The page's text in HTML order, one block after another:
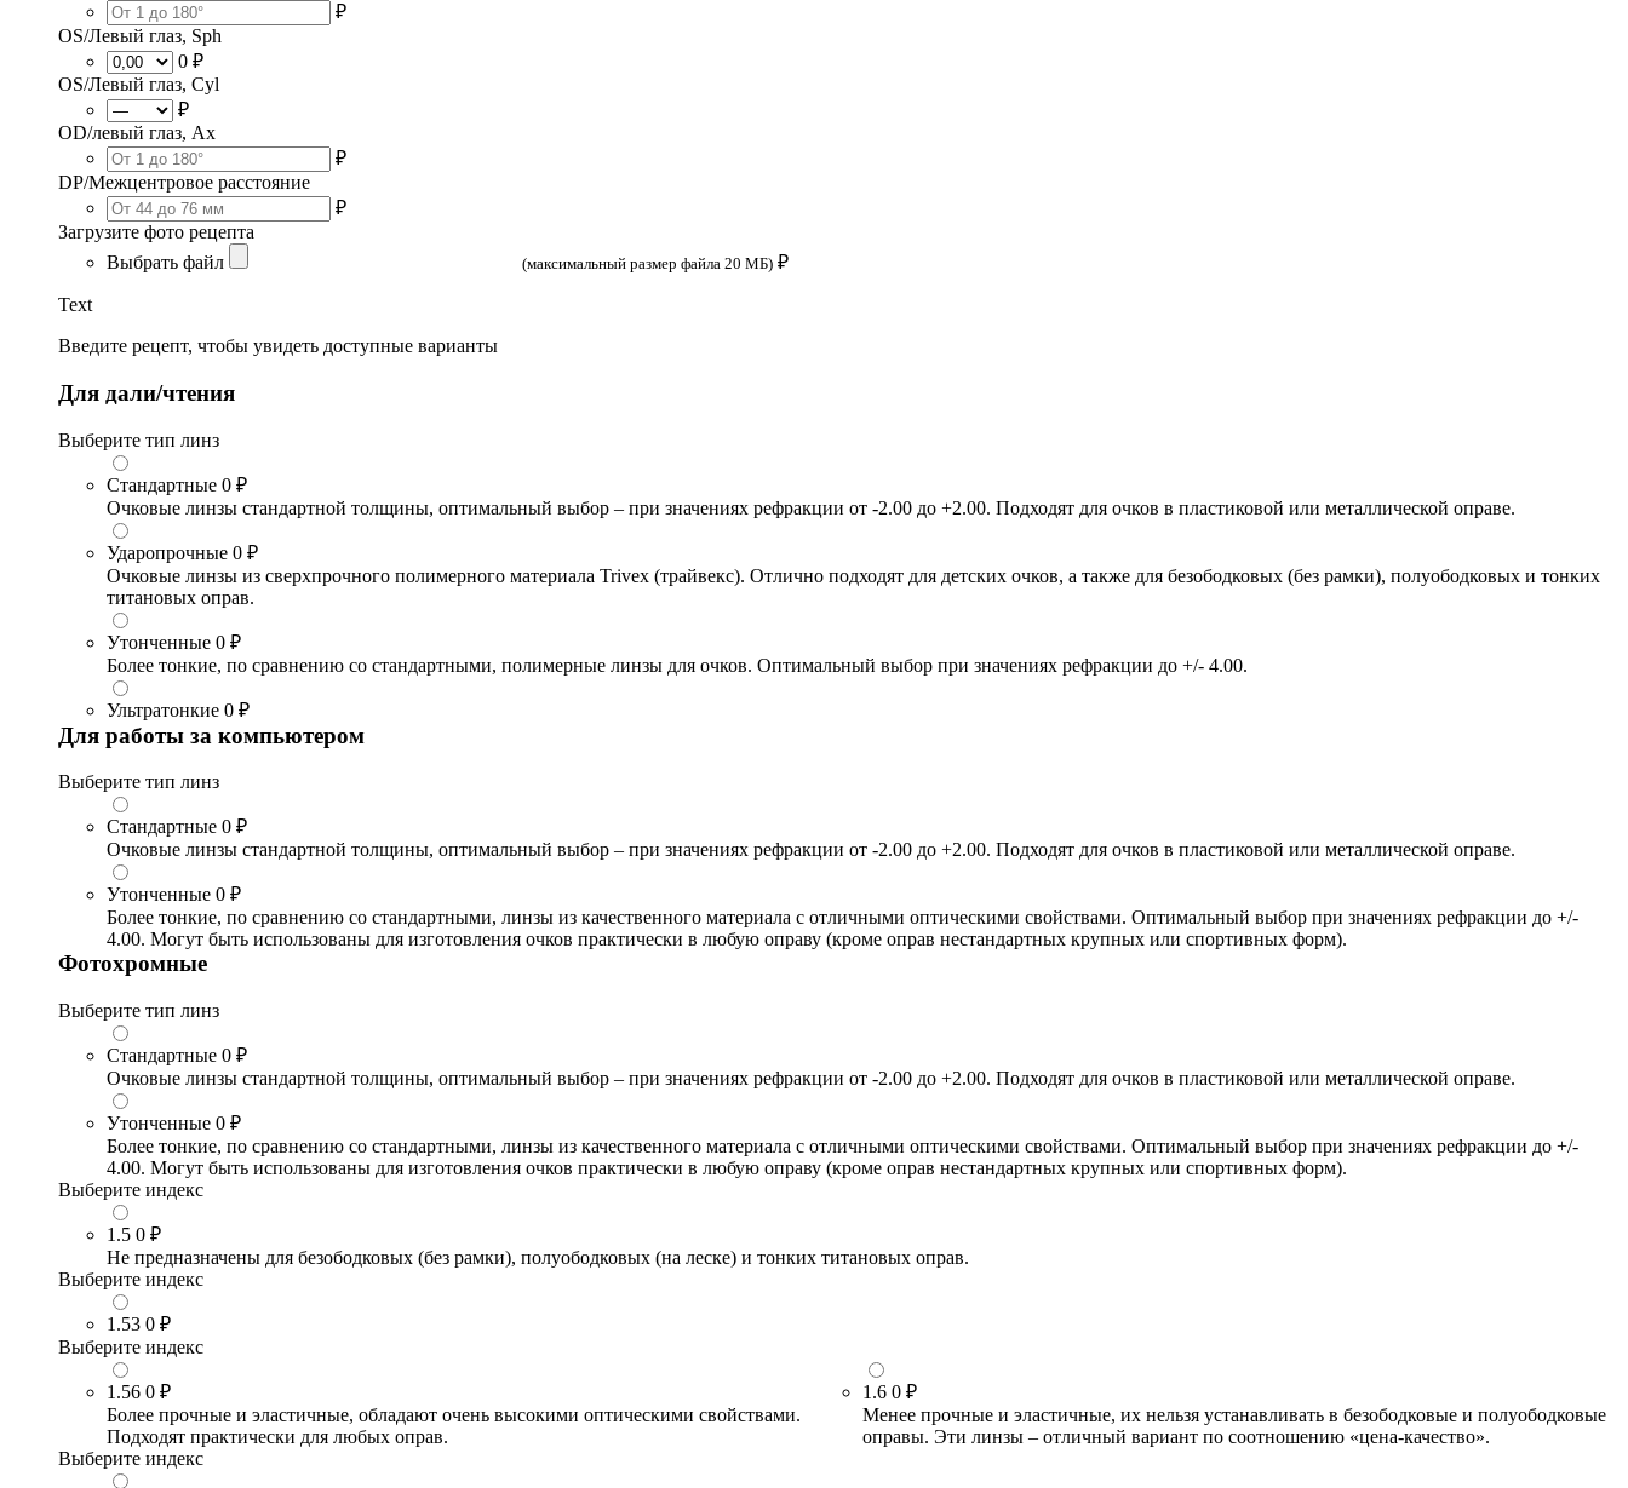
₽
OS/Левый глаз, Sph
0 ₽
OS/Левый глаз, Cyl
₽
OD/левый глаз, Ax
₽
DP/Межцентровое расстояние
₽
Загрузите фото рецепта
Выбрать файл
(максимальный размер файла 20 МБ) ₽
Text
Введите рецепт, чтобы увидеть доступные варианты
Для дали/чтения
Выберите тип линз
Стандартные 0 ₽
Очковые линзы стандартной толщины, оптимальный выбор – при значениях рефракции от -2.00 до +2.00. Подходят для очков в пластиковой или металлической оправе.
Ударопрочные 0 ₽
Очковые линзы из сверхпрочного полимерного материала Trivex (трайвекс). Отлично подходят для детских очков, а также для безободковых (без рамки), полуободковых и тонких
титановых оправ.
Утонченные 0 ₽
Более тонкие, по сравнению со стандартными, полимерные линзы для очков. Оптимальный выбор при значениях рефракции до +/- 4.00.
Ультратонкие 0 ₽
Для работы за компьютером
Выберите тип линз
Стандартные 0 ₽
Очковые линзы стандартной толщины, оптимальный выбор – при значениях рефракции от -2.00 до +2.00. Подходят для очков в пластиковой или металлической оправе.
Утонченные 0 ₽
Более тонкие, по сравнению со стандартными, линзы из качественного материала с отличными оптическими свойствами. Оптимальный выбор при значениях рефракции до +/-
4.00. Могут быть использованы для изготовления очков практически в любую оправу (кроме оправ нестандартных крупных или спортивных форм).
Фотохромные
Выберите тип линз
Стандартные 0 ₽
Очковые линзы стандартной толщины, оптимальный выбор – при значениях рефракции от -2.00 до +2.00. Подходят для очков в пластиковой или металлической оправе.
Утонченные 0 ₽
Более тонкие, по сравнению со стандартными, линзы из качественного материала с отличными оптическими свойствами. Оптимальный выбор при значениях рефракции до +/-
4.00. Могут быть использованы для изготовления очков практически в любую оправу (кроме оправ нестандартных крупных или спортивных форм).
Выберите индекс
1.5 0 ₽
Не предназначены для безободковых (без рамки), полуободковых (на леске) и тонких титановых оправ.
Выберите индекс
1.53 0 ₽
Выберите индекс
1.56 0 ₽
Более прочные и эластичные, обладают очень высокими оптическими свойствами.
Подходят практически для любых оправ.
1.6 0 ₽
Менее прочные и эластичные, их нельзя устанавливать в безободковые и полуободковые
оправы. Эти линзы – отличный вариант по соотношению «цена-качество».
Выберите индекс